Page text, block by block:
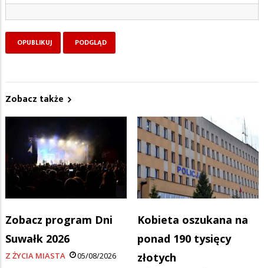
Zobacz także
Zobacz program Dni
Suwałk 2026
Z ŻYCIA MIASTA 05/08/2026
Kobieta oszukana na
ponad 190 tysięcy
złotych